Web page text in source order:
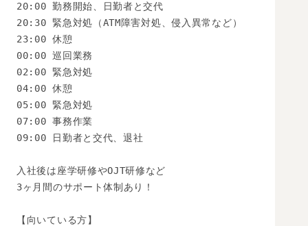
20:00 勤務開始、日勤者と交代
20:30 緊急対処（ATM障害対処、侵入異常など）
23:00 休憩
00:00 巡回業務
02:00 緊急対処
04:00 休憩
05:00 緊急対処
07:00 事務作業
09:00 日勤者と交代、退社
入社後は座学研修やOJT研修など
3ヶ月間のサポート体制あり！
【向いている方】